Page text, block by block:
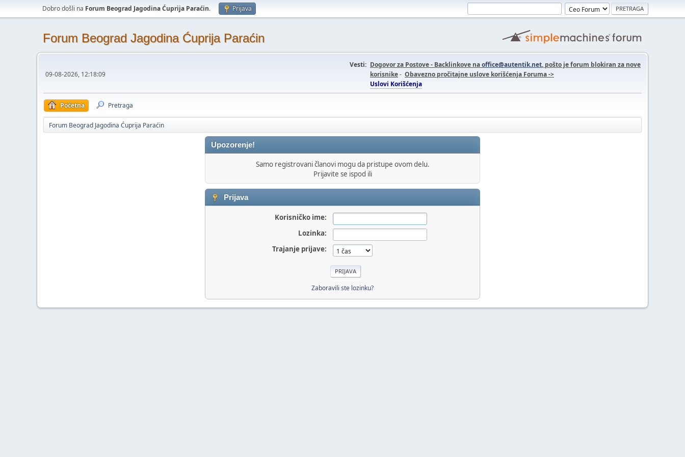
Dobro došli na Forum Beograd Jagodina Ćuprija Paraćin. Prijava
Forum Beograd Jagodina Ćuprija Paraćin
09-08-2026, 12:18:09
Vesti: Dogovor za Postove - Backlinkove naoffice@autentik.net, pošto je forum blokiran za nove
korisnike- Obavezno pročitajne uslove korišćenja Foruma ->
Uslovi Korišćenja
Početna Pretraga
Forum Beograd Jagodina Ćuprija Paraćin
Upozorenje!
Samo registrovani članovi mogu da pristupe ovom delu.
Prijavite se ispod ili
Prijava
Korisničko ime:
Lozinka:
Trajanje prijave:
Zaboravili ste lozinku?